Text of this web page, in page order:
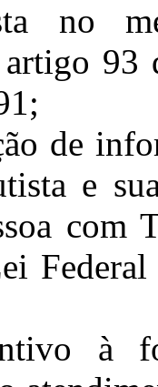
no
93
de
e
com
à